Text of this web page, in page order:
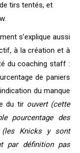
tirs tentés, et
s’explique aussi
à la création et à
du coaching staff :
de paniers
du manque
du tir ouvert (cette
pourcentage des
(les Knicks y sont
par définition pas